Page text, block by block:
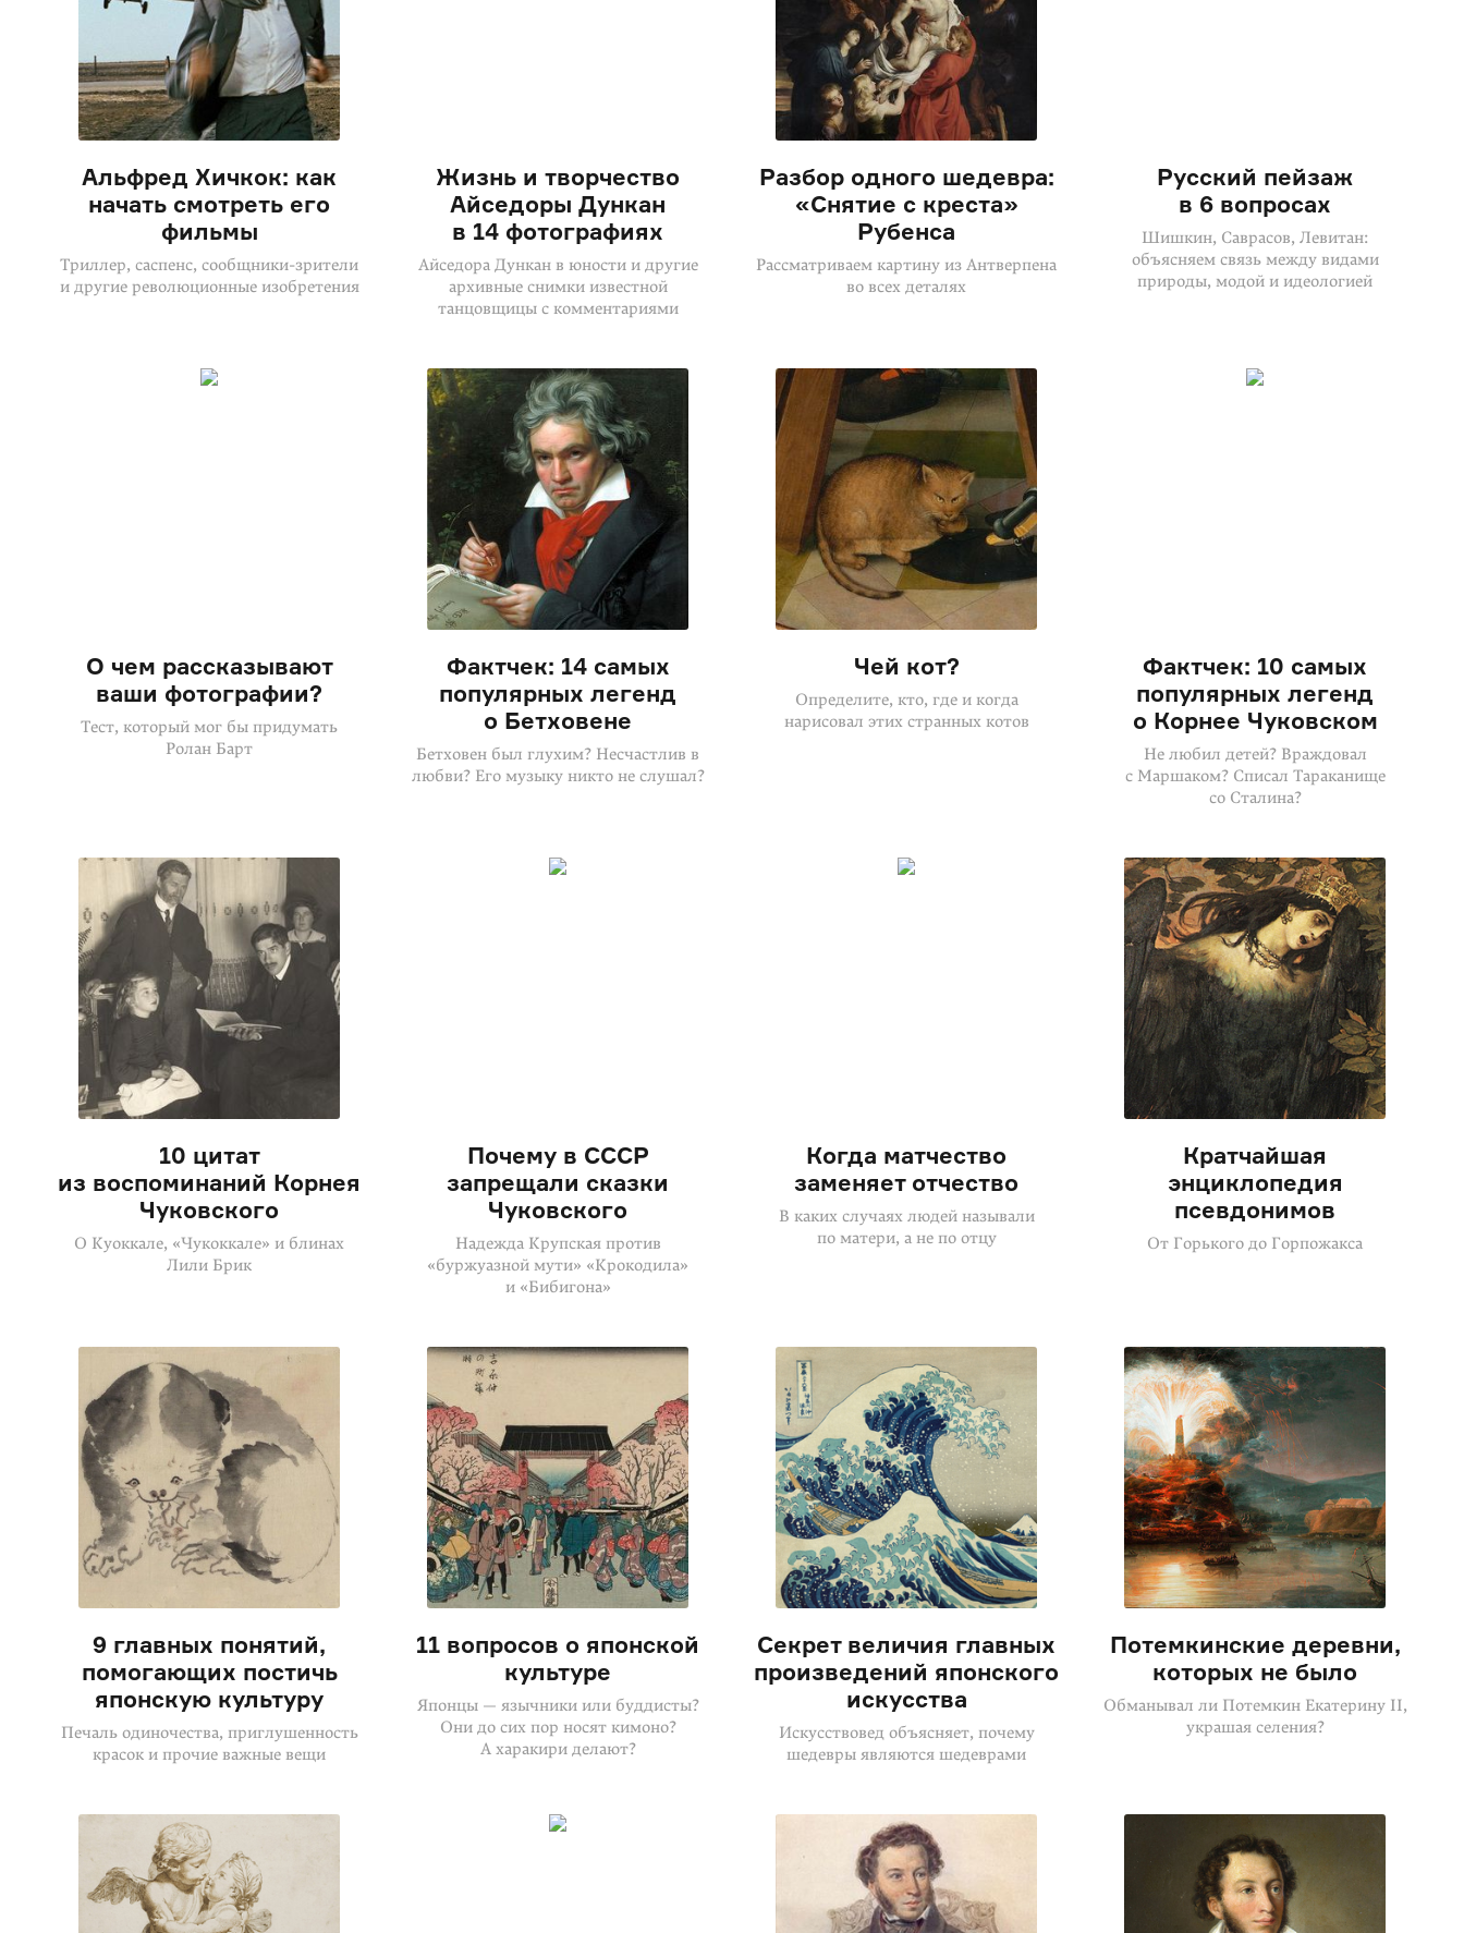
Альфред Хичкок: как
начать смотреть его
фильмы
Триллер, саспенс, сообщники-зрители
и другие революционные изобретения
Жизнь и творчество
Айседоры Дункан
в 14 фотографиях
Айседора Дункан в юности и другие
архивные снимки известной
танцовщицы с комментариями
Разбор одного шедевра:
«Снятие с креста»
Рубенса
Рассматриваем картину из Антверпена
во всех деталях
Русский пейзаж
в 6 вопросах
Шишкин, Саврасов, Левитан:
объясняем связь между видами
природы, модой и идеологией
О чем рассказывают
ваши фотографии?
Тест, который мог бы придумать
Ролан Барт
Фактчек: 14 самых
популярных легенд
о Бетховене
Бетховен был глухим? Несчастлив в
любви? Его музыку никто не слушал?
Чей кот?
Определите, кто, где и когда
нарисовал этих странных котов
Фактчек: 10 самых
популярных легенд
о Корнее Чуковском
Не любил детей? Враждовал
с Маршаком? Списал Тараканище
со Сталина?
10 цитат
из воспоминаний Корнея
Чуковского
О Куоккале, «Чукоккале» и блинах
Лили Брик
Почему в СССР
запрещали сказки
Чуковского
Надежда Крупская против
«буржуазной мути» «Крокодила»
и «Бибигона»
Когда матчество
заменяет отчество
В каких случаях людей называли
по матери, а не по отцу
Кратчайшая
энциклопедия
псевдонимов
От Горького до Горпожакса
9 главных понятий,
помогающих постичь
японскую культуру
Печаль одиночества, приглушенность
красок и прочие важные вещи
11 вопросов о японской
культуре
Японцы — язычники или буддисты?
Они до сих пор носят кимоно?
А харакири делают?
Секрет величия главных
произведений японского
искусства
Искусствовед объясняет, почему
шедевры являются шедеврами
Потемкинские деревни,
которых не было
Обманывал ли Потемкин Екатерину II,
украшая селения?